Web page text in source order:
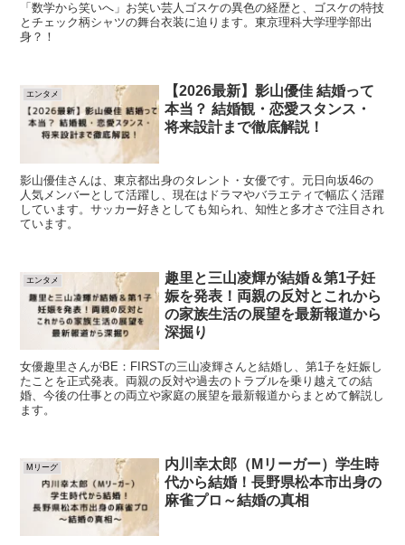
「数学から笑いへ」お笑い芸人ゴスケの異色の経歴と、ゴスケの特技
とチェック柄シャツの舞台衣装に迫ります。東京理科大学理学部出
身？！
エンタメ
【2026最新】影山優佳 結婚って
本当？ 結婚観・恋愛スタンス・
将来設計まで徹底解説！
影山優佳さんは、東京都出身のタレント・女優です。元日向坂46の
人気メンバーとして活躍し、現在はドラマやバラエティで幅広く活躍
しています。サッカー好きとしても知られ、知性と多才さで注目され
ています。
エンタメ
趣里と三山凌輝が結婚＆第1子妊
娠を発表！両親の反対とこれから
の家族生活の展望を最新報道から
深掘り
女優趣里さんがBE：FIRSTの三山凌輝さんと結婚し、第1子を妊娠し
たことを正式発表。両親の反対や過去のトラブルを乗り越えての結
婚、今後の仕事との両立や家庭の展望を最新報道からまとめて解説し
ます。
Mリーグ
内川幸太郎（Mリーガー）学生時
代から結婚！長野県松本市出身の
麻雀プロ～結婚の真相